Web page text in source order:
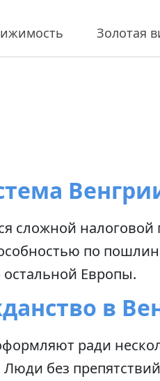
Золотая
сложной
по
Европы.
в
ради
без